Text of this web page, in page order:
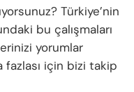
Türkiye’nin
bu çalışmaları
yorumlar
fazlası için bizi takip